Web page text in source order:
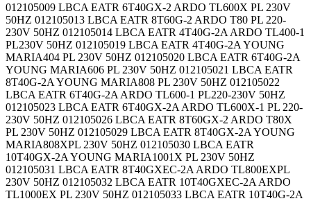
012105009 LBCA EATR 6T40GX-2 ARDO TL600X PL 230V
50HZ 012105013 LBCA EATR 8T60G-2 ARDO T80 PL 220-
230V 50HZ 012105014 LBCA EATR 4T40G-2A ARDO TL400-1
PL230V 50HZ 012105019 LBCA EATR 4T40G-2A YOUNG
MARIA404 PL 230V 50HZ 012105020 LBCA EATR 6T40G-2A
YOUNG MARIA606 PL 230V 50HZ 012105021 LBCA EATR
8T40G-2A YOUNG MARIA808 PL 230V 50HZ 012105022
LBCA EATR 6T40G-2A ARDO TL600-1 PL220-230V 50HZ
012105023 LBCA EATR 6T40GX-2A ARDO TL600X-1 PL 220-
230V 50HZ 012105026 LBCA EATR 8T60GX-2 ARDO T80X
PL 230V 50HZ 012105029 LBCA EATR 8T40GX-2A YOUNG
MARIA808XPL 230V 50HZ 012105030 LBCA EATR
10T40GX-2A YOUNG MARIA1001X PL 230V 50HZ
012105031 LBCA EATR 8T40GXEC-2A ARDO TL800EXPL
230V 50HZ 012105032 LBCA EATR 10T40GXEC-2A ARDO
TL1000EX PL 230V 50HZ 012105033 LBCA EATR 10T40G-2A